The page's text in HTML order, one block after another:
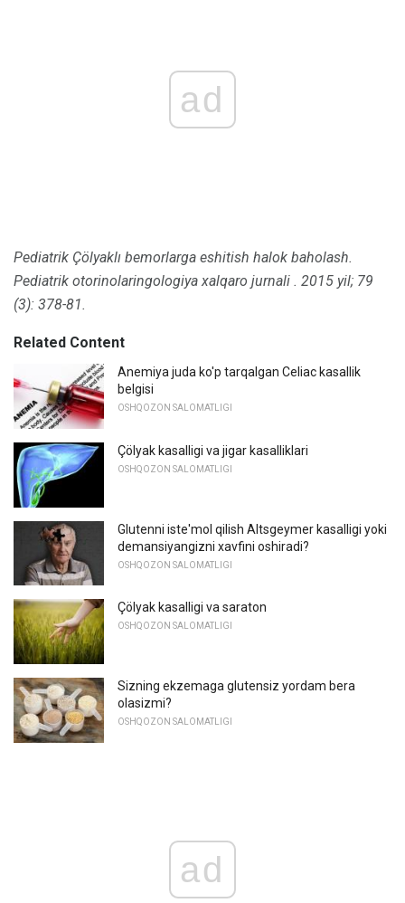
ad
Pediatrik Çölyaklı bemorlarga eshitish halok baholash.
Pediatrik otorinolaringologiya xalqaro jurnali . 2015 yil; 79
(3): 378-81.
Related Content
Anemiya juda ko'p tarqalgan Celiac kasallik
belgisi
OSHQOZON SALOMATLIGI
Çölyak kasalligi va jigar kasalliklari
OSHQOZON SALOMATLIGI
Glutenni iste'mol qilish Altsgeymer kasalligi yoki
demansiyangizni xavfini oshiradi?
OSHQOZON SALOMATLIGI
Çölyak kasalligi va saraton
OSHQOZON SALOMATLIGI
Sizning ekzemaga glutensiz yordam bera
olasizmi?
OSHQOZON SALOMATLIGI
ad